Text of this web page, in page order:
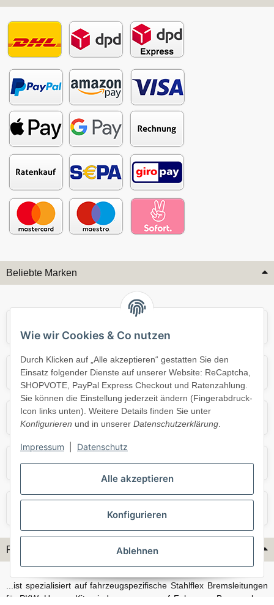
Alle akzeptieren
Konfigurieren
Ablehnen
Wie wir Cookies & Co nutzen
Durch Klicken auf „Alle akzeptieren“ gestatten Sie den
Einsatz folgender Dienste auf unserer Website: ReCaptcha,
SHOPVOTE, PayPal Express Checkout und Ratenzahlung.
Sie können die Einstellung jederzeit ändern (Fingerabdruck-
Icon links unten). Weitere Details finden Sie unter
Konfigurieren und in unserer Datenschutzerklärung.
Impressum Datenschutz
Beliebte Marken
Mercedes Mini
Opel Porsche
Skoda Smart
Flex-Hydraulik...
...ist spezialisiert auf fahrzeugspezifische Stahlflex Bremsleitungen
für PKW. Unsere Kits sind passgenau auf Fahrzeug, Bremsanlage